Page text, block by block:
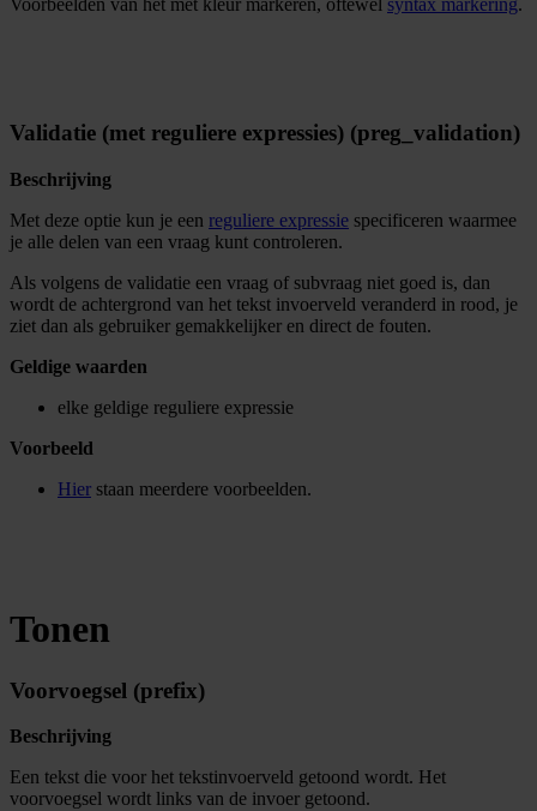
Voorbeelden van het met kleur markeren, oftewel syntax markering.
Validatie (met reguliere expressies) (preg_validation)
Beschrijving
Met deze optie kun je een reguliere expressie specificeren waarmee
je alle delen van een vraag kunt controleren.
Als volgens de validatie een vraag of subvraag niet goed is, dan
wordt de achtergrond van het tekst invoerveld veranderd in rood, je
ziet dan als gebruiker gemakkelijker en direct de fouten.
Geldige waarden
elke geldige reguliere expressie
Voorbeeld
Hier staan meerdere voorbeelden.
Tonen
Voorvoegsel (prefix)
Beschrijving
Een tekst die voor het tekstinvoerveld getoond wordt. Het
voorvoegsel wordt links van de invoer getoond.